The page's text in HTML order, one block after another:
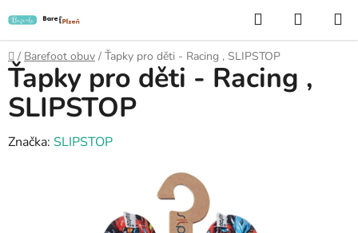
na
obsah
Hledat
KOŠÍK
Domů
/ Barefoot obuv / Ťapky pro děti - Racing , SLIPSTOP
Ťapky pro děti - Racing ,
SLIPSTOP
Značka: SLIPSTOP